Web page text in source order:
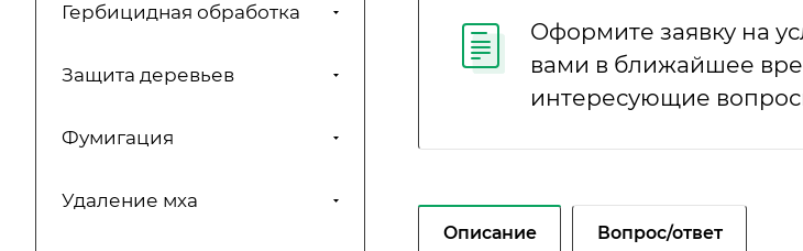
Оформите заявку на
вами в ближайшее
интересующие
Описание Вопрос/ответ
Гербицидная обработка
Защита деревьев
Фумигация
Удаление мха